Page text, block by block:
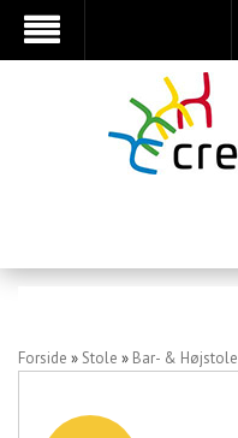
Forside » Stole » Bar- & Højstole